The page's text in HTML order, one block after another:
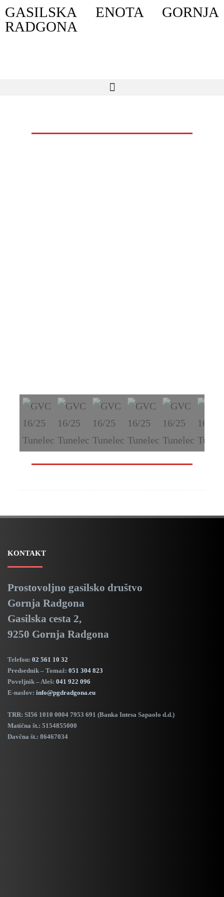
GASILSKA ENOTA GORNJA
RADGONA
KONTAKT
Prostovoljno gasilsko društvo
Gornja Radgona
Gasilska cesta 2,
9250 Gornja Radgona
Telefon: 02 561 10 32
Predsednik – Tomaž: 051 304 823
Poveljnik – Aleš: 041 922 096
E-naslov: info@pgdradgona.eu
TRR: SI56 1010 0004 7953 691 (Banka Intesa Sapaolo d.d.)
Matična št.: 5154855000
Davčna št.: 86467034